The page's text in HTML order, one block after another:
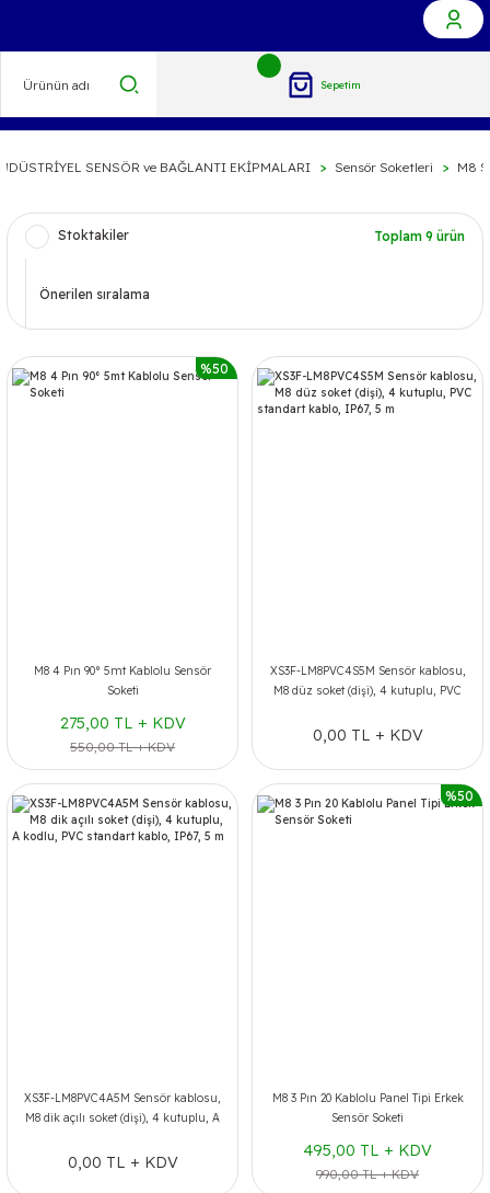
Sepetim
SENSÖR ve BAĞLANTI EKİPMALARI Sensör Soketleri M8
Stoktakiler Toplam 9 ürün
%50
M8 4 Pın 90° 5mt Kablolu Sensör
Soketi
275,00 TL + KDV
550,00 TL + KDV
XS3F-LM8PVC4S5M Sensör kablosu,
M8 düz soket (dişi), 4 kutuplu, PVC
0,00 TL + KDV
XS3F-LM8PVC4A5M Sensör kablosu,
M8 dik açılı soket (dişi), 4 kutuplu, A
0,00 TL + KDV
%50
M8 3 Pın 20 Kablolu Panel Tipi Erkek
Sensör Soketi
495,00 TL + KDV
990,00 TL + KDV